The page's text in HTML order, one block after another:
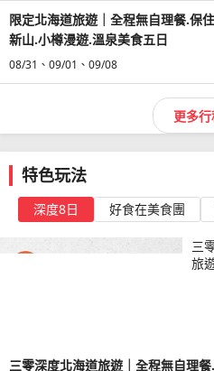
限定北海道旅遊｜全程無自理餐.保
新山.小樽漫遊.溫泉美食五日
08/31 09/01 09/08
更多
特色玩法
深度8日 好食在美食團
三
旅
三零深度北海道旅遊｜全程無自理